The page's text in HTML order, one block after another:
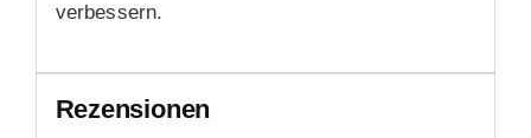
verbessern.
Rezensionen